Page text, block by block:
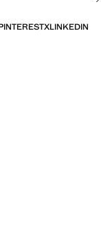
XLINKEDIN